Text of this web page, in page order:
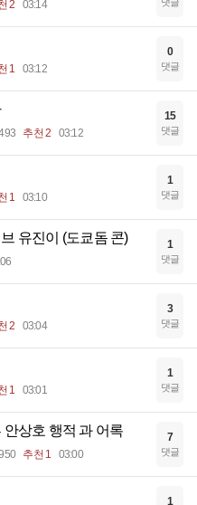
2 03:14
1 03:12
0
댓글
추천 2 03:12
15
댓글
1 03:10
1
댓글
유진이 (도쿄돔 콘) 1
댓글
2 03:04
3
댓글
1 03:01
1
댓글
상호 행적 과 어록
추천 1 03:00
7
댓글
1